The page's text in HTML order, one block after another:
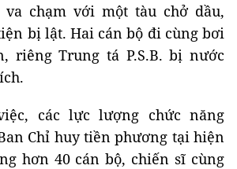
chạm với một tàu chở dầu,
bị lật. Hai cán bộ đi cùng bơi
riêng Trung tá P.S.B. bị nước
các lực lượng chức năng
Chỉ huy tiền phương tại hiện
hơn 40 cán bộ, chiến sĩ cùng